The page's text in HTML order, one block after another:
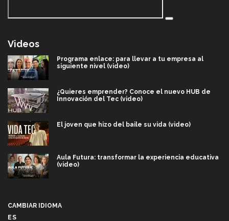
Videos
Programa enlace: para llevar a tu empresa al
siguiente nivel (video)
¿Quieres emprender? Conoce el nuevo HUB de
Innovación del Tec (video)
El joven que hizo del baile su vida (video)
Aula Futura: transformar la experiencia educativa
(video)
CAMBIAR IDIOMA
ES